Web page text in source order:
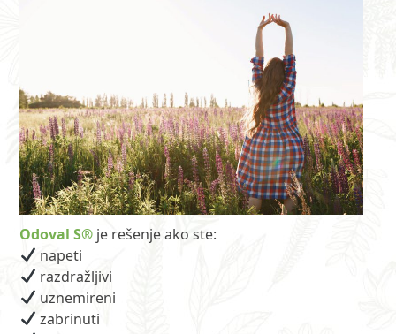
Odoval S® je rešenje ako ste:
napeti
razdražljivi
uznemireni
zabrinuti